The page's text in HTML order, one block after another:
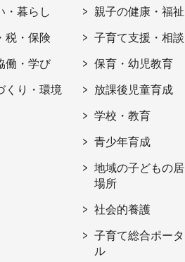
・暮らし
税・保険
働・学び
くり・環境
親子の健康・福祉
子育て支援・相談
保育・幼児教育
放課後児童育成
学校・教育
青少年育成
地域の子どもの居
場所
社会的養護
子育て総合ポータ
ル